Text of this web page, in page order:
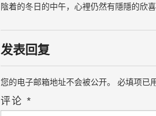
陰着的冬日的中午，心裡仍然有隱隱的欣
发表回复
您的电子邮箱地址不会被公开。 必填项已
评论 *